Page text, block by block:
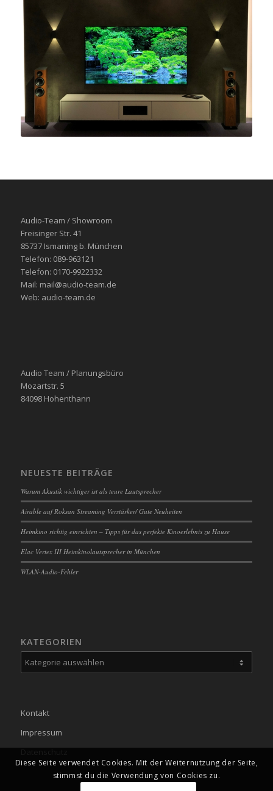
Audio-Team / Showroom
Freisinger Str. 41
85737 Ismaning b. München
Telefon: 089-963121
Telefon: 0170-9922332
Mail: mail@audio-team.de
Web: audio-team.de
Audio Team / Planungsbüro
Mozartstr. 5
84098 Hohenthann
NEUESTE BEITRÄGE
Warum Akustik wichtiger ist als teure Lautsprecher
Airable auf Roksan Streaming Verstärker/ Gute Neuheiten
Heimkino richtig einrichten – Tipps für das perfekte Kinoerlebnis zu Hause
Elac Vertex III Heimkinolautsprecher in München
WLAN-Audio-Fehler
KATEGORIEN
Kontakt
Impressum
Diese Seite verwendet Cookies. Mit der Weiternutzung der Seite,
stimmst du die Verwendung von Cookies zu.